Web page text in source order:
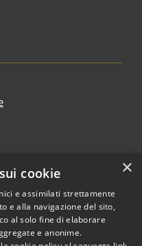
Copyright © 2026 • Comune di
×
cookie
e assimilati strettamente
e alla navigazione del sito,
al solo fine di elaborare
e anonime.